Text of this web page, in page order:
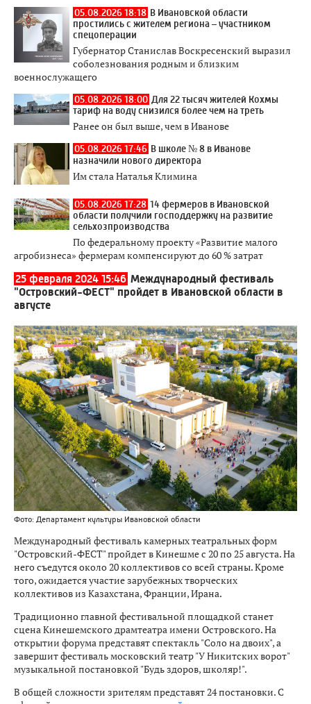
05.08.2026 18:18 В Ивановской области
простились с жителем региона – участником
спецоперации
Губернатор Станислав Воскресенский выразил
соболезнования родным и близким
военнослужащего
05.08.2026 18:00 Для 22 тысяч жителей Кохмы
тариф на воду снизился более чем на треть
Ранее он был выше, чем в Иванове
05.08.2026 17:46 В школе № 8 в Иванове
назначили нового директора
Им стала Наталья Климина
05.08.2026 17:28 14 фермеров в Ивановской
области получили господдержку на развитие
сельхозпроизводства
По федеральному проекту «Развитие малого
агробизнеса» фермерам компенсируют до 60 % затрат
25 февраля 2024 15:46 Международный фестиваль
"Островский-ФЕСТ" пройдет в Ивановской области в
августе
Фото: Департамент культуры Ивановской области
Международный фестиваль камерных театральных форм
"Островский-ФЕСТ" пройдет в Кинешме c 20 по 25 августа. На
него съедутся около 20 коллективов со всей страны. Кроме
того, ожидается участие зарубежных творческих
коллективов из Казахстана, Франции, Ирана.
Традиционно главной фестивальной площадкой станет
сцена Кинешемского драмтеатра имени Островского. На
открытии форума представят спектакль "Соло на двоих", а
завершит фестиваль московский театр "У Никитских ворот"
музыкальной постановкой "Будь здоров, школяр!".
В общей сложности зрителям представят 24 постановки. С